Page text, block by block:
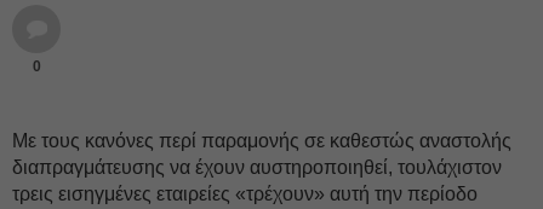
0
Με τους κανόνες περί παραμονής σε καθεστώς αναστολής
διαπραγμάτευσης να έχουν αυστηροποιηθεί, τουλάχιστον
τρεις εισηγμένες εταιρείες «τρέχουν» αυτή την περίοδο